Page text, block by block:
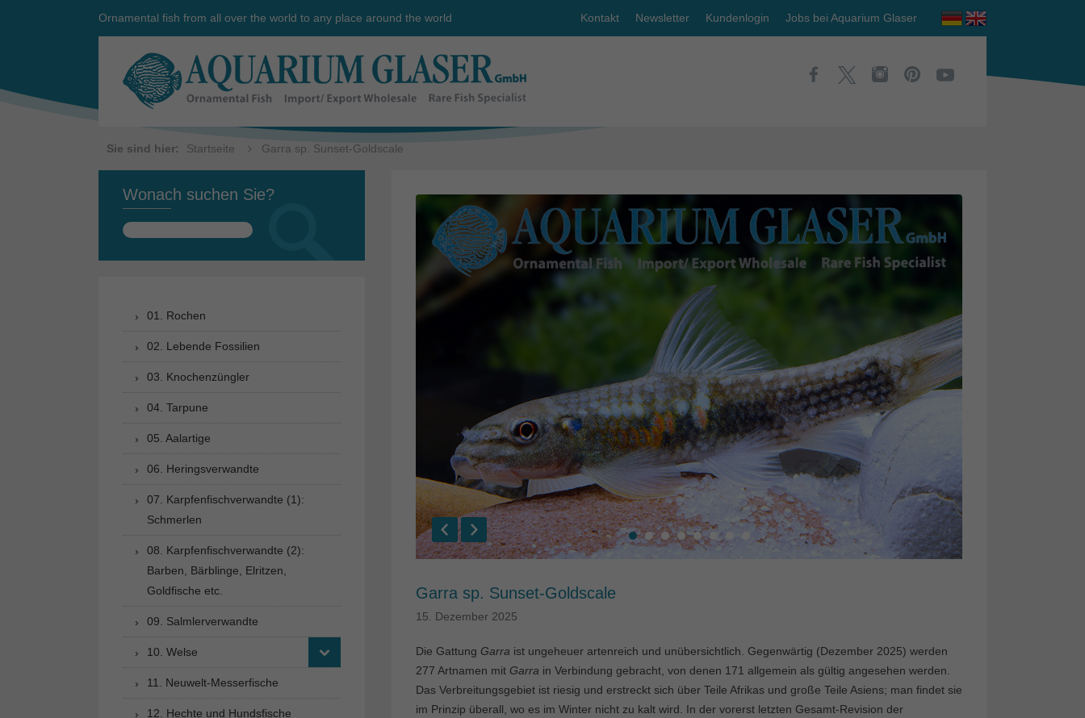
Ornamental fish from all over the world to any place around the world Kontakt Newsletter Kundenlogin Jobs bei Aquarium Glaser
Sie sind hier: Startseite Garra sp. Sunset-Goldscale
Garra sp. Sunset-Goldscale
15. Dezember 2025
Die Gattung Garra ist ungeheuer artenreich und unübersichtlich. Gegenwärtig (Dezember 2025) werden
277 Artnamen mit Garra in Verbindung gebracht, von denen 171 allgemein als gültig angesehen werden.
Das Verbreitungsgebiet ist riesig und erstreckt sich über Teile Afrikas und große Teile Asiens; man findet sie
im Prinzip überall, wo es im Winter nicht zu kalt wird. In der vorerst letzten Gesamt-Revision der
Wonach suchen Sie?
Suchen
01. Rochen
02. Lebende Fossilien
03. Knochenzüngler
04. Tarpune
05. Aalartige
06. Heringsverwandte
07. Karpfenfischverwandte (1):
Schmerlen
08. Karpfenfischverwandte (2):
Barben, Bärblinge, Elritzen,
Goldfische etc.
09. Salmlerverwandte
10. Welse
11. Neuwelt-Messerfische
12. Hechte und Hundsfische